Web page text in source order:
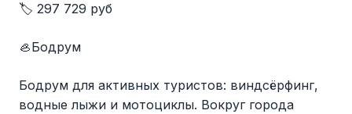
🏷️ 297 729 руб
🦪Бодрум
Бодрум для активных туристов: виндсёрфинг,
водные лыжи и мотоциклы. Вокруг города